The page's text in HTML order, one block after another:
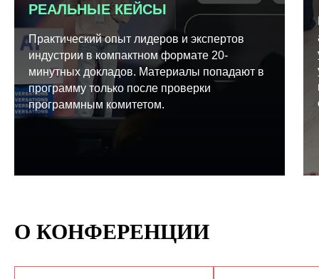
РЕАЛЬНЫЕ КЕЙСЫ
Практический опыт лидеров и экспертов
индустрии в компактном формате 20-
минутных докладов. Материалы попадают в
программу только после проверки
программным комитетом.
О КОНФЕРЕНЦИИ